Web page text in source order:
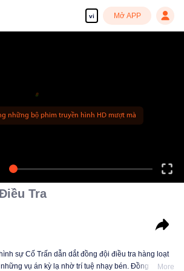
vi Mở APP
những bộ phim truyền hình HD mượt mà
Tra
sự Cố Trấn dẫn dắt đồng đội điều tra hàng loạt
vụ án kỳ lạ nhờ trí tuệ nhạy bén. Đồng thời,More